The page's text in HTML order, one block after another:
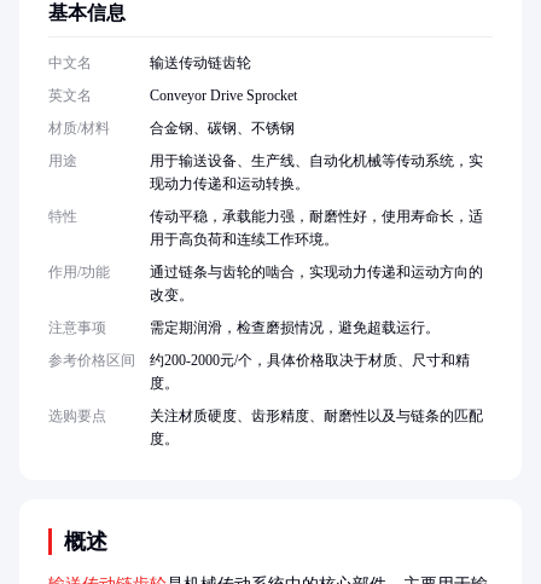
概述
基本信息
中文名
输送传动链齿轮
英文名
Conveyor Drive Sprocket
材质/材料
合金钢、碳钢、不锈钢
用途
用于输送设备、生产线、自动化机械等传动系统，实
现动力传递和运动转换。
特性
传动平稳，承载能力强，耐磨性好，使用寿命长，适
用于高负荷和连续工作环境。
作用/功能
通过链条与齿轮的啮合，实现动力传递和运动方向的
改变。
注意事项
需定期润滑，检查磨损情况，避免超载运行。
参考价格区间
约200-2000元/个，具体价格取决于材质、尺寸和精
度。
选购要点
关注材质硬度、齿形精度、耐磨性以及与链条的匹配
度。